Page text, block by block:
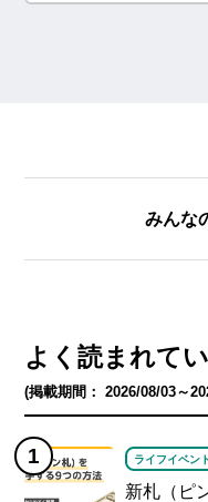
みんな
よく読まれて
(掲載期間： 2026/08/03～
ライフイベント
新札（ピ